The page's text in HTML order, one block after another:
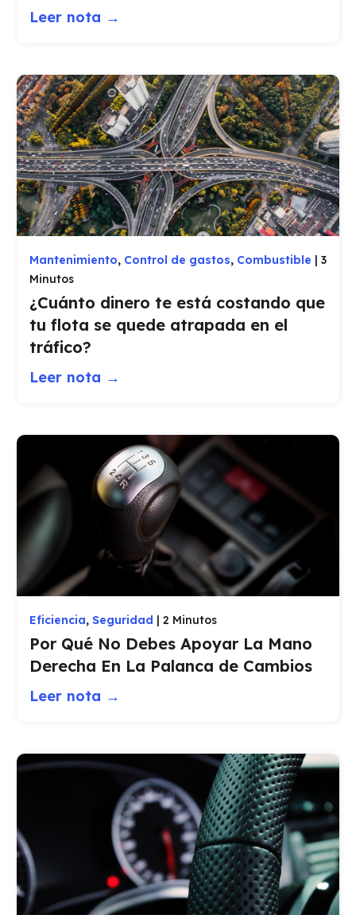
Leer nota →
Mantenimiento, Control de gastos, Combustible | 3
Minutos
¿Cuánto dinero te está costando que
tu flota se quede atrapada en el
tráfico?
Leer nota →
Eficiencia, Seguridad | 2 Minutos
Por Qué No Debes Apoyar La Mano
Derecha En La Palanca de Cambios
Leer nota →